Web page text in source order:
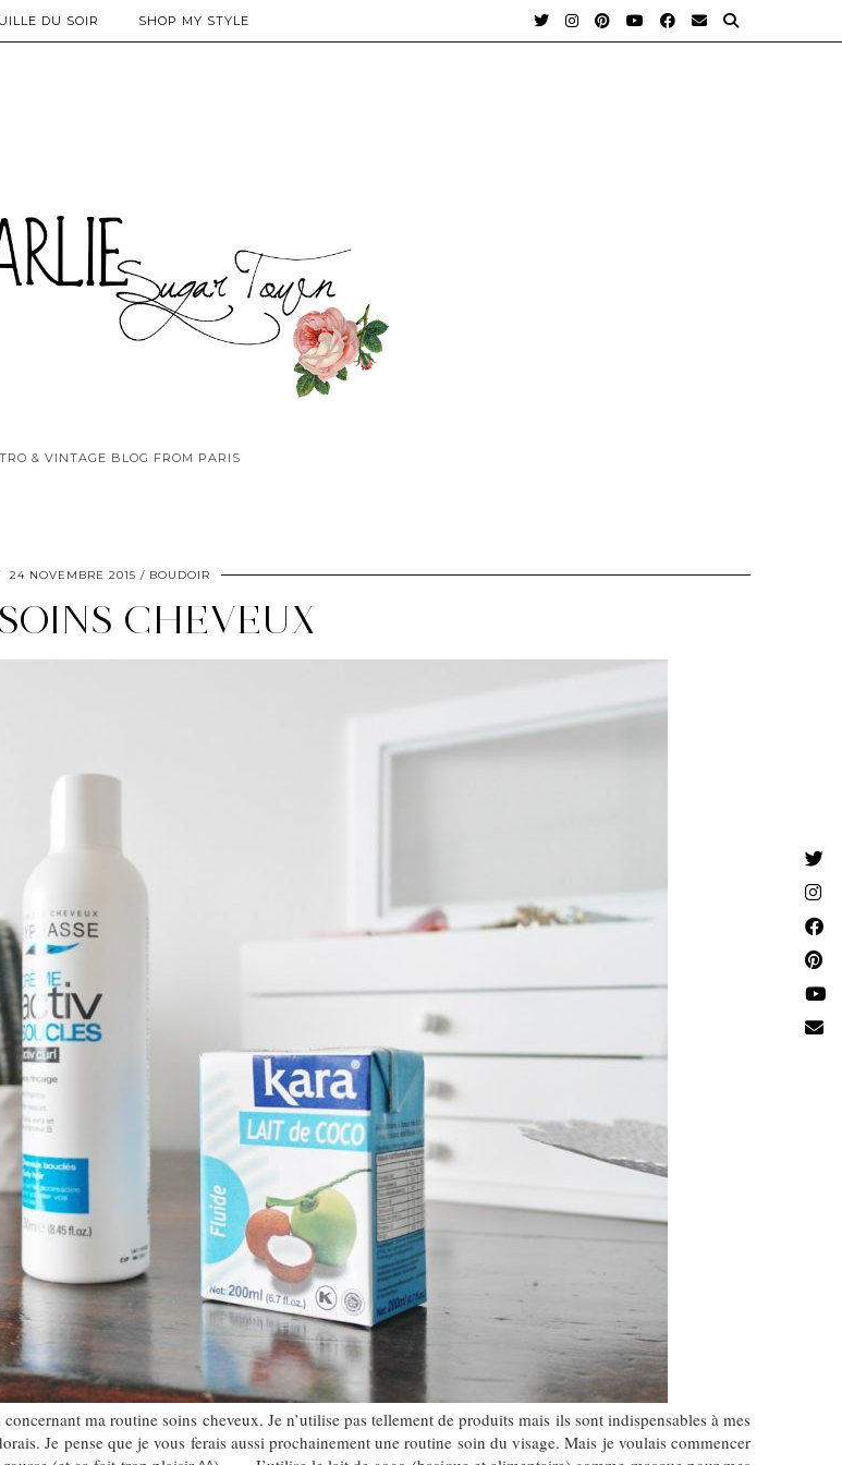
& VINTAGE BLOG FROM PARIS
DU SOIR SHOP MY STYLE
24 NOVEMBRE 2015 BOUDOIR
CHEVEUX
ma routine soins cheveux. Je n’utilise pas tellement de produits mais ils sont indispensables à mes
Je pense que je vous ferais aussi prochainement une routine soin du visage. Mais je voulais commencer